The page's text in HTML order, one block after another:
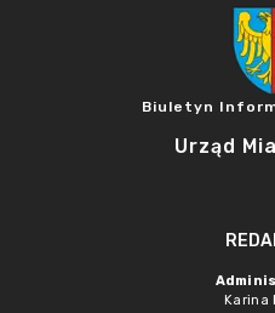
Biuletyn
Urząd
Karina